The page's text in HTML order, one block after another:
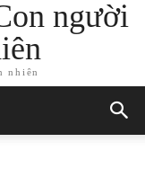
người
nhiên